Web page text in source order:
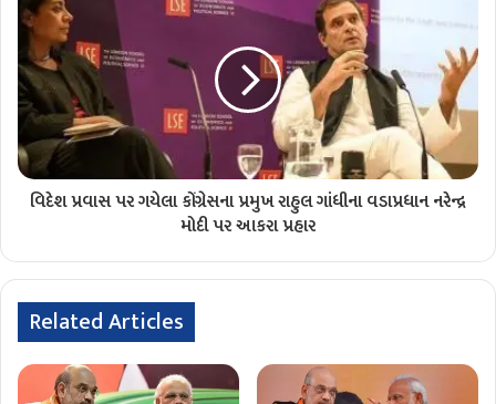
વિદેશ પ્રવાસ પર ગયેલા કોંગ્રેસના પ્રમુખ રાહુલ ગાંધીના વડાપ્રધાન નરેન્દ્ર
મોદી પર આકરા પ્રહાર
Related Articles